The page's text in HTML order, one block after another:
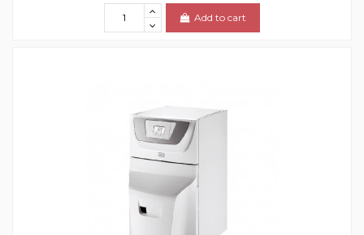
Add to cart